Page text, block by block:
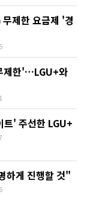
제한 요금제 '경
제한'…LGU+와
트' 주선한 LGU+
하게 진행할 것"